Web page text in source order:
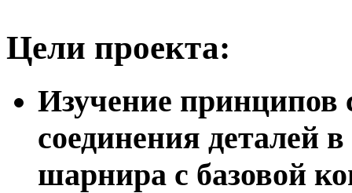
Цели проекта:
Изучение принципов
соединения деталей
шарнира с базовой